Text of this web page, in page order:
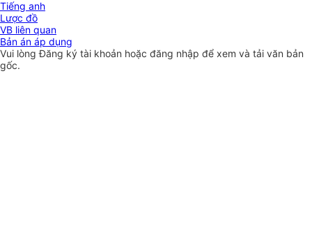
Tiếng anh
Lược đồ
VB liên quan
Bản án áp dụng
Vui lòngĐăng ký tài khoản hoặc đăng nhập để xem và tải văn bản
gốc.